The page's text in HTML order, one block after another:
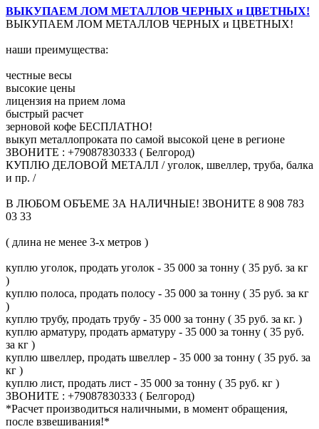
ВЫКУПАЕМ ЛОМ МЕТАЛЛОВ ЧЕРНЫХ и ЦВЕТНЫХ!
ВЫКУПАЕМ ЛОМ МЕТАЛЛОВ ЧЕРНЫХ и ЦВЕТНЫХ!
наши преимущества:
честные весы
высокие цены
лицензия на прием лома
быстрый расчет
зерновой кофе БЕСПЛАТНО!
выкуп металлопроката по самой высокой цене в регионе
ЗВОНИТЕ : +79087830333 ( Белгород)
КУПЛЮ ДЕЛОВОЙ МЕТАЛЛ / уголок, швеллер, труба, балка
и пр. /
В ЛЮБОМ ОБЪЕМЕ ЗА НАЛИЧНЫЕ! ЗВОНИТЕ 8 908 783
03 33
( длина не менее 3-х метров )
куплю уголок, продать уголок - 35 000 за тонну ( 35 руб. за кг
)
куплю полоса, продать полосу - 35 000 за тонну ( 35 руб. за кг
)
куплю трубу, продать трубу - 35 000 за тонну ( 35 руб. за кг. )
куплю арматуру, продать арматуру - 35 000 за тонну ( 35 руб.
за кг )
куплю швеллер, продать швеллер - 35 000 за тонну ( 35 руб. за
кг )
куплю лист, продать лист - 35 000 за тонну ( 35 руб. кг )
ЗВОНИТЕ : +79087830333 ( Белгород)
*Расчет производиться наличными, в момент обращения,
после взвешивания!*